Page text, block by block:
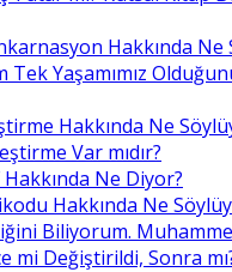
Hakkında Ne
Tek Yaşamımız
Hakkında Ne
Var mıdır?
Ne Diyor?
Hakkında Ne
Biliyorum.
mi Değiştirildi, Sonra